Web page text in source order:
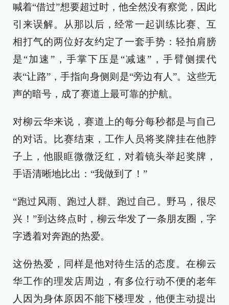
喊着“借过”想要超过时，他全然没有察觉，因此
引来误解。从那以后，经常一起训练比赛、互
相打气的两位好友约定了一套手势：轻拍肩膀
是“加速”，手掌下压是“减速”，手臂侧摆代
表“让路”，手指向身侧则是“旁边有人”。这些无
声的暗号，成了赛道上最可靠的护航。
对柳云华来说，赛道上的每分每秒都是与自己
的对话。比赛结束，工作人员将奖牌挂在他脖
子上，他眼眶微微泛红，对着镜头举起奖牌，
手语清晰地比出：“我做到了！”
“跑过风雨、跑过人群、跑过自己。野马，很尽
兴！”到达终点时，柳云华发了一条朋友圈，字
字透着对奔跑的热爱。
这份热爱，同样是他对待生活的态度。在柳云
华工作的理发店周边，有多位行动不便的老年
人因为身体原因不能下楼理发，他便主动提出